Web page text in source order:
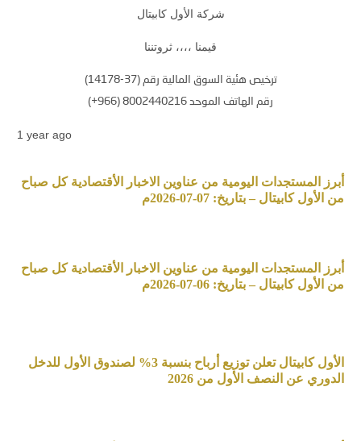
شركة الأول كابيتال
قيمنا ،،،، ثروتننا
ترخيص هئية السوق المالية رقم (37-14178)
رقم الهاتف الموحد 8002440216 (966+)
1 year ago
أبرز المستجدات اليومية من عناوين الاخبار الأقتصادية كل صباح
من الأول كابيتال – بتاريخ: 07-07-2026م
أبرز المستجدات اليومية من عناوين الاخبار الأقتصادية كل صباح
من الأول كابيتال – بتاريخ: 06-07-2026م
الأول كابيتال تعلن توزيع أرباح بنسبة 3% لصندوق الأول للدخل
الدوري عن النصف الأول من 2026